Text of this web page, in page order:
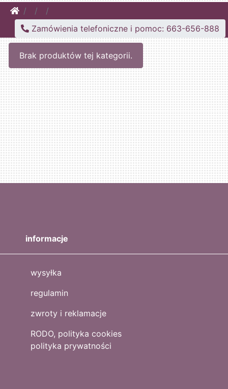
Home
Zamówienia telefoniczne i pomoc: 663-656-888
Brak produktów tej kategorii.
informacje
wysyłka
regulamin
zwroty i reklamacje
RODO, polityka cookies
polityka prywatności